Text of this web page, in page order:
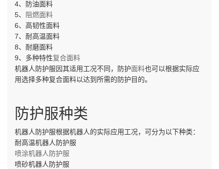
4、防油面料
5、
阻燃面料
6、高韧性面料
7、耐高温面料
8、耐磨面料
9、多种特性复合面料
机器人防护服因其适用工况不同，防护面料也可以根据实际应
用选择多种复合面料以达到所需的防护目的。
防护服种类
机器人防护服根据机器人的实际应用工况，可分为以下种类：
耐高温机器人防护服
喷涂机器人防护服
喷砂机器人防护服